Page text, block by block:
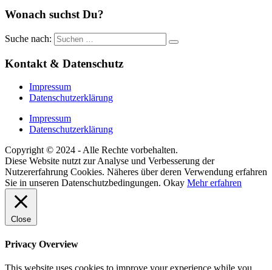
Wonach suchst Du?
Suche nach:
Kontakt & Datenschutz
Impressum
Datenschutzerklärung
Impressum
Datenschutzerklärung
Copyright © 2024 - Alle Rechte vorbehalten.
Diese Website nutzt zur Analyse und Verbesserung der
Nutzererfahrung Cookies. Näheres über deren Verwendung erfahren
Sie in unseren Datenschutzbedingungen. Okay Mehr erfahren
Close
Privacy Overview
This website uses cookies to improve your experience while you